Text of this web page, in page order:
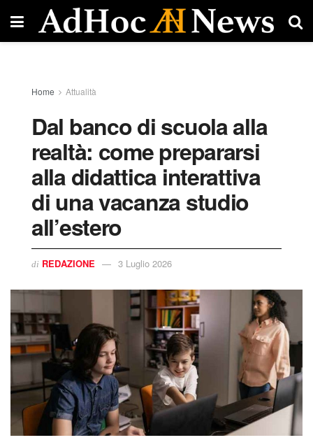
Home Attualità
Dal banco di scuola alla
realtà: come prepararsi
alla didattica interattiva
di una vacanza studio
all’estero
di REDAZIONE 3 Luglio 2026